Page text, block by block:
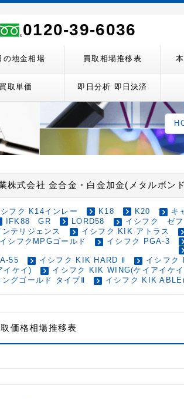
0120-39-6036
の地金相場 買取相場推移表
買取単価 即日分析 即日決済
株式会社 金合金・白金加金(メタルボン
フク K14インレー K18 K20
キ
IFK88 GR LORD58 イシフク ゼフ
テリジェンス
イシフク KIK アトラス
イシフクMPGゴールド イシフク PGA-3
55 イシフク KIK HARD Ⅱ
イシフク
イケイ)
イシフク KIK WING(ケイアイケ
グゴールド タイプⅡ
イシフク KIK
価格相場推移表